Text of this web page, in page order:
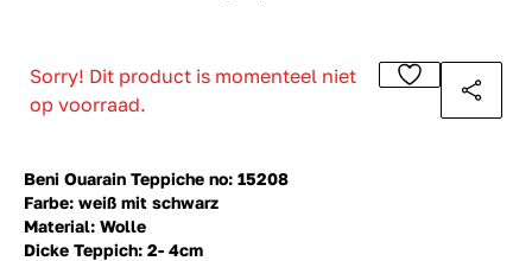
Beni Ouarain Teppiche no: 15208
Farbe: weiß mit schwarz
Material: Wolle
Dicke Teppich: 2- 4cm
Sorry! Dit product is momenteel niet
op voorraad.